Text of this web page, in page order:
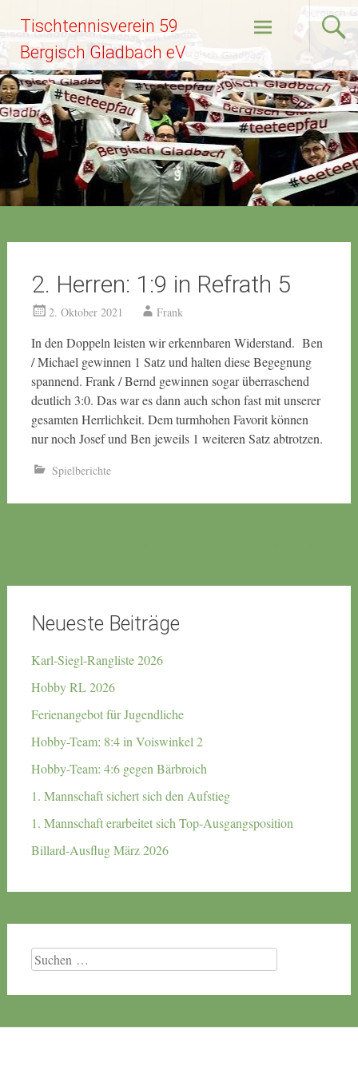
springen
Tischtennisverein 59
Bergisch Gladbach eV
2. Herren: 1:9 in Refrath 5
2. Oktober 2021 Frank
In den Doppeln leisten wir erkennbaren Widerstand. Ben
/ Michael gewinnen 1 Satz und halten diese Begegnung
spannend. Frank / Bernd gewinnen sogar überraschend
deutlich 3:0. Das war es dann auch schon fast mit unserer
gesamten Herrlichkeit. Dem turmhohen Favorit können
nur noch Josef und Ben jeweils 1 weiteren Satz abtrotzen.
Spielberichte
Neueste Beiträge
Karl-Siegl-Rangliste 2026
Hobby RL 2026
Ferienangebot für Jugendliche
Hobby-Team: 8:4 in Voiswinkel 2
Hobby-Team: 4:6 gegen Bärbroich
1. Mannschaft sichert sich den Aufstieg
1. Mannschaft erarbeitet sich Top-Ausgangsposition
Billard-Ausflug März 2026
Suchen
nach: